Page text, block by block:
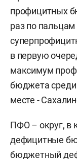
профицитных
раз по
в первую
максимум
бюджета среди
месте -
ПФО – округ, в
дефицитные
бюджетный